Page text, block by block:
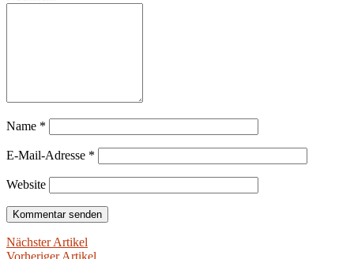
Name *
E-Mail-Adresse *
Website
Nächster Artikel
Vorheriger Artikel